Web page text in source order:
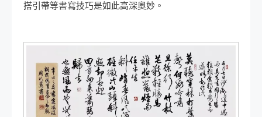
搭引帶等書寫技巧是如此高深奧妙。